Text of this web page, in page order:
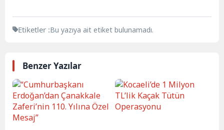
Etiketler :Bu yazıya ait etiket bulunamadı.
Benzer Yazılar